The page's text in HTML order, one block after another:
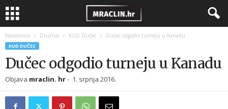
Naslovnica Društva KUD Dučec Dučec odgodio turneju u Kanadu
KUD DUČEC
Dučec odgodio turneju u Kanadu
Objava mraclin. hr- 1. srpnja 2016.